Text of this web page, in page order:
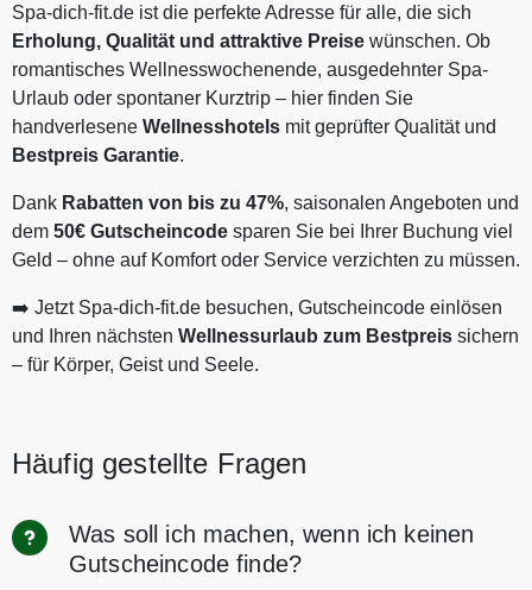
Spa-dich-fit.de ist die perfekte Adresse für alle, die sich
Erholung, Qualität und attraktive Preise wünschen. Ob
romantisches Wellnesswochenende, ausgedehnter Spa-
Urlaub oder spontaner Kurztrip – hier finden Sie
handverlesene Wellnesshotels mit geprüfter Qualität und
Bestpreis Garantie.
Dank Rabatten von bis zu 47%, saisonalen Angeboten und
dem 50€ Gutscheincode sparen Sie bei Ihrer Buchung viel
Geld – ohne auf Komfort oder Service verzichten zu müssen.
➡️ Jetzt Spa-dich-fit.de besuchen, Gutscheincode einlösen
und Ihren nächsten Wellnessurlaub zum Bestpreis sichern
– für Körper, Geist und Seele.
Häufig gestellte Fragen
Was soll ich machen, wenn ich keinen
Gutscheincode finde?